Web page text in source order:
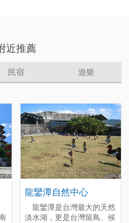
近推薦
民宿 遊樂
龍鑾潭自然中心
龍鑾潭是台灣最大的天然
淡水湖，更是台灣留鳥、候